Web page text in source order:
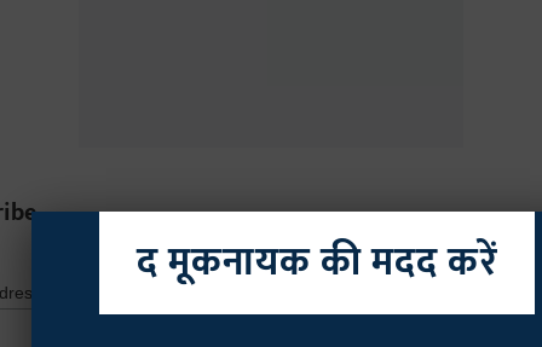
*indicates
द मूकनायक की मदद करें